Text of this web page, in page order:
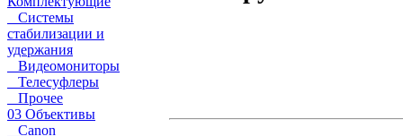
Системы
стабилизации и
удержания
Видеомониторы
Телесуфлеры
Прочее
03 Объективы
Canon